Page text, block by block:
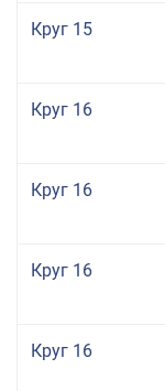
Круг 15
Круг 16
Круг 16
Круг 16
Круг 16